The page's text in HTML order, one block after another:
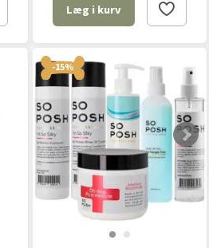
Læg i kurv
-15%